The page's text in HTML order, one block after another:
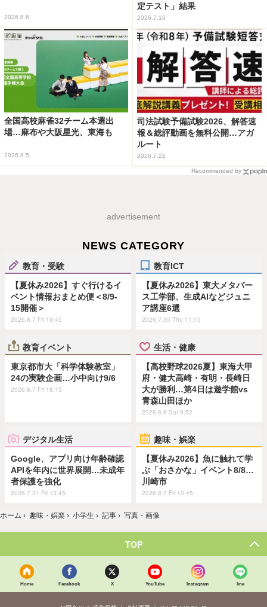
2026.8.6
定テスト」結果
2026.7.16
全国高校麻雀32チーム本選出
場…麻布や大阪星光、東海も
2026.8.5
司法試験予備試験2026、解答速
報＆総評動画を無料公開…アガ
ルート
2026.7.21
Recommended by
advertisement
NEWS CATEGORY
教育・受験
【夏休み2026】すぐ行けるイ
ベント情報おまとめ便＜8/9-
15開催＞
2026.8.7 Fri 19:45
教育ICT
【夏休み2026】東大メタバー
ス工学部、生成AIなどジュニ
ア講座6選
2026.7.30 Thu 11:15
教育イベント
東京都市大「科学体験教室」
24の実験企画…小中向け9/6
2026.8.7 Fri 18:15
生活・健康
【高校野球2026夏】東海大甲
府・健大高崎・有明・長崎日
大が勝利…第4日は遊学館vs
青森山田ほか
2026.8.8 Sat 9:52
デジタル生活
Google、アプリ向け年齢確認
APIを年内に世界展開…未成年
者保護を強化
2026.7.31 Fri 13:45
趣味・娯楽
【夏休み2026】魚に触れて学
ぶ「おさかな」イベント8/8…
川崎市
2026.8.7 Fri 10:45
ホーム › 趣味・娯楽 › 小学生 › 記事 › 写真・画像
TOP
Home Facebook X YouTube Instagram line